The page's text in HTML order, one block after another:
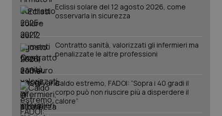
Eclissi solare del 12 agosto 2026, come
osservarla in sicurezza
Contratto sanità, valorizzati gli infermieri ma
penalizzate le altre professioni
Caldo estremo, FADOI: “Sopra i 40 gradi il
corpo può non riuscire più a disperdere il
calore”